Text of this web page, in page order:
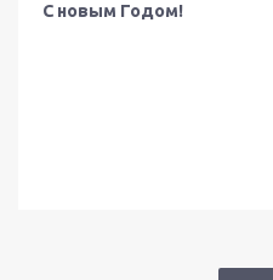
С новым Годом!